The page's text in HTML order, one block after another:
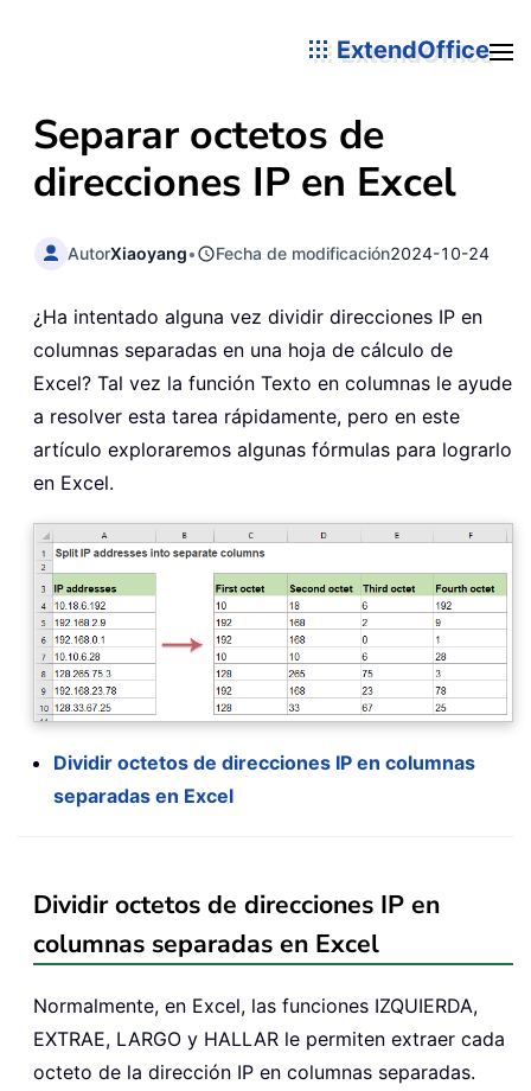
ExtendOffice
Separar octetos de
direcciones IP en Excel
AutorXiaoyang• Fecha de modificación2024-10-24
¿Ha intentado alguna vez dividir direcciones IP en
columnas separadas en una hoja de cálculo de
Excel? Tal vez la función Texto en columnas le ayude
a resolver esta tarea rápidamente, pero en este
artículo exploraremos algunas fórmulas para lograrlo
en Excel.
Dividir octetos de direcciones IP en columnas
separadas en Excel
Dividir octetos de direcciones IP en
columnas separadas en Excel
Normalmente, en Excel, las funciones IZQUIERDA,
EXTRAE, LARGO y HALLAR le permiten extraer cada
octeto de la dirección IP en columnas separadas.